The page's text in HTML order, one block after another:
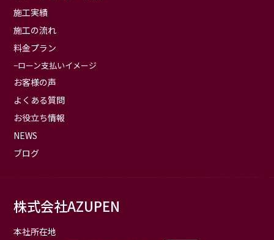
施工実績
施工の流れ
料金プラン
ローン支払いイメージ
お客様の声
よくある質問
お役立ち情報
NEWS
ブログ
株式会社AZUPEN
本社所在地